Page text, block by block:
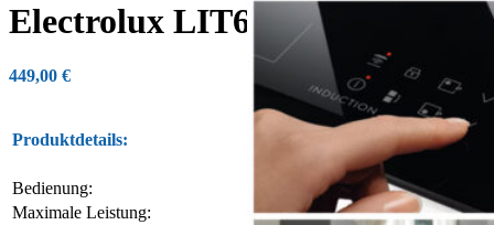
Electrolux LIT60433M
449,00 €
Produktdetails: Autarkes
Bedienung:
Touch Control
Maximale Leistung:
7.200 W